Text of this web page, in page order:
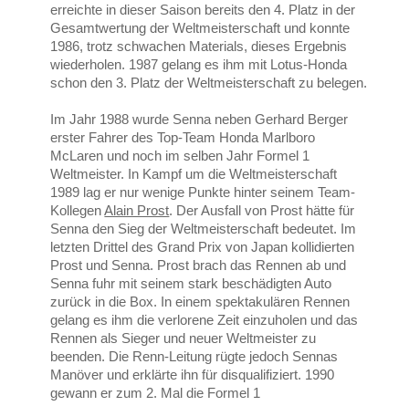
erreichte in dieser Saison bereits den 4. Platz in der
Gesamtwertung der Weltmeisterschaft und konnte
1986, trotz schwachen Materials, dieses Ergebnis
wiederholen. 1987 gelang es ihm mit Lotus-Honda
schon den 3. Platz der Weltmeisterschaft zu belegen.
Im Jahr 1988 wurde Senna neben Gerhard Berger
erster Fahrer des Top-Team Honda Marlboro
McLaren und noch im selben Jahr Formel 1
Weltmeister. In Kampf um die Weltmeisterschaft
1989 lag er nur wenige Punkte hinter seinem Team-
KollegenAlain Prost. Der Ausfall von Prost hätte für
Senna den Sieg der Weltmeisterschaft bedeutet. Im
letzten Drittel des Grand Prix von Japan kollidierten
Prost und Senna. Prost brach das Rennen ab und
Senna fuhr mit seinem stark beschädigten Auto
zurück in die Box. In einem spektakulären Rennen
gelang es ihm die verlorene Zeit einzuholen und das
Rennen als Sieger und neuer Weltmeister zu
beenden. Die Renn-Leitung rügte jedoch Sennas
Manöver und erklärte ihn für disqualifiziert. 1990
gewann er zum 2. Mal die Formel 1